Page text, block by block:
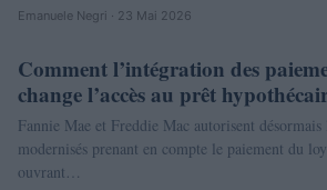
Emanuele Negri · 23 Mai 2026
NEWS
Comment l’intégration des
change l’accès au prêt
Fannie Mae et Freddie Mac autorisent désormais
modernisés prenant en compte le paiement du
ouvrant…